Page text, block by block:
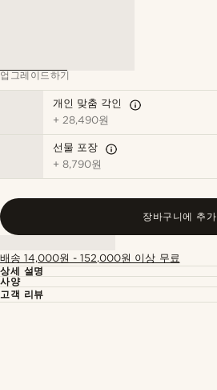
업그레이드하기
개인 맞춤 각인
+28,490원
선물 포장
+8,790원
장바구니에 추가
배송 14,000원 - 152,000원 이상 무료
상세 설명
사양
고객 리뷰